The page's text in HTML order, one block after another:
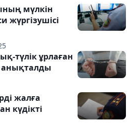
мүлкін
жүргізушісі
түлік ұрлаған
анықталды
жалға
күдікті